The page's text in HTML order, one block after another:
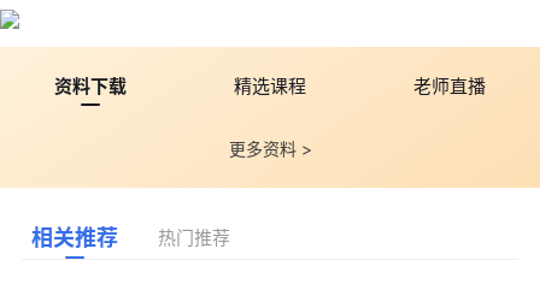
资料下载 精选课程 老师直播
更多资料 >
相关推荐 热门推荐